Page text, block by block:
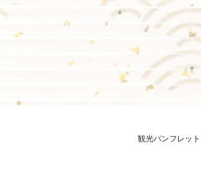
観光パンフレット